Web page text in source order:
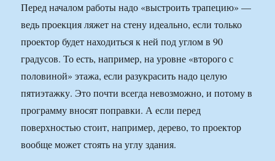
Перед началом работы надо «выстроить трапецию» —
ведь проекция ляжет на стену идеально, если только
проектор будет находиться к ней под углом в 90
градусов. То есть, например, на уровне «второго с
половиной» этажа, если разукрасить надо целую
пятиэтажку. Это почти всегда невозможно, и потому в
программу вносят поправки. А если перед
поверхностью стоит, например, дерево, то проектор
вообще может стоять на углу здания.